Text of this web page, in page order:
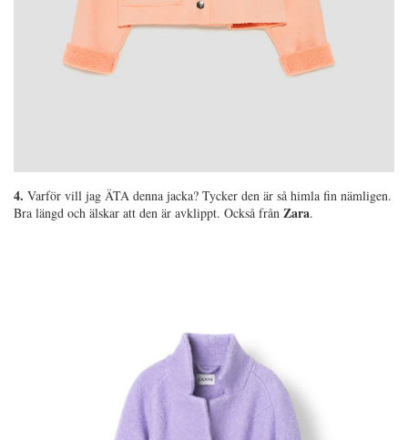
4. Varför vill jag ÄTA denna jacka? Tycker den är så himla fin nämligen.
Bra längd och älskar att den är avklippt. Också från Zara.